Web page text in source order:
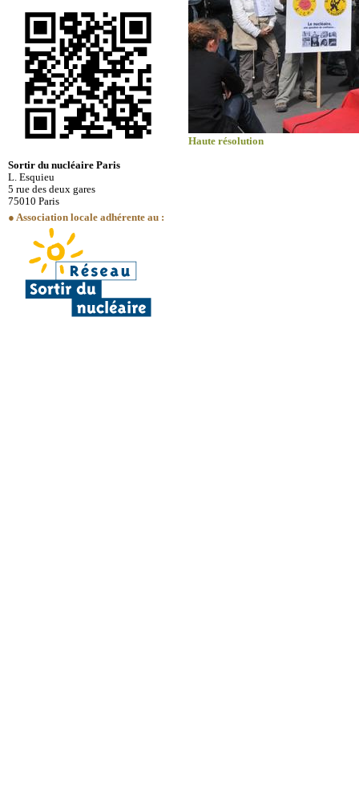
Sortir du nucléaire Paris
L. Esquieu
5 rue des deux gares
75010 Paris
● Association locale adhérente au :
Haute résolution